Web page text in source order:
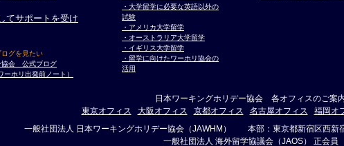
てサポートを受け
グを見たい
協会 公式ブログ
ーホリ出発前ノート）
・大学留学に必要な英語以外の
試験
・アメリカ大学留学
・オーストラリア大学留学
・イギリス大学留学
・留学に向けたワーホリ協会の
活用
日本ワーキングホリデー協会 各オフィスのご案
東京オフィス
大阪オフィス 京都オフィス 名古屋オフィス 福岡オ
一般社団法人 日本ワーキングホリデー協会（JAWHM） 本部：東京都新宿区西新
一般社団法人 海外留学協議会（JAOS） 正会員